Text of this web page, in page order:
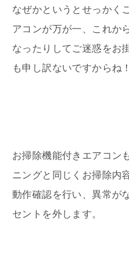
なぜかというとせっかく
アコンが万が一、これか
なったりしてご迷惑をお
も申し訳ないですからね！
お掃除機能付きエアコン
ニングと同じくお掃除内
動作確認を行い、異常が
セントを外します。